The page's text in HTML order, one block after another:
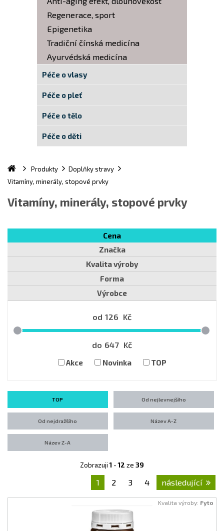
Regenerace, sport
Epigenetika
Tradiční čínská medicína
Ayurvédská medicína
Péče o vlasy
Péče o pleť
Péče o tělo
Péče o děti
Produkty
Doplňky stravy
Vitamíny, minerály, stopové prvky
Vitamíny, minerály, stopové prvky
Cena
Značka
Kvalita výroby
Forma
Výrobce
od 126 Kč
do 647 Kč
Akce Novinka TOP
TOP Od nejlevnejšího
Od nejdražšího Název A-Z
Název Z-A
Zobrazuji1 -12 ze 39
1 2 3 4 následující
Kvalita výroby: Fyto